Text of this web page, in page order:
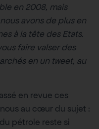
en 2008, mais
avons de plus en
à la tête des Etats.
faire valser des
en un tweet, au
en revue ces
au cœur du sujet :
pétrole reste si